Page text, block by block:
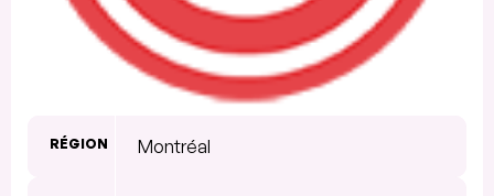
RÉGION Montréal